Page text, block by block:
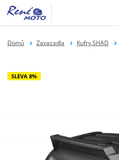
Domů Zavazadla Kufry SHAD
SLEVA 8%